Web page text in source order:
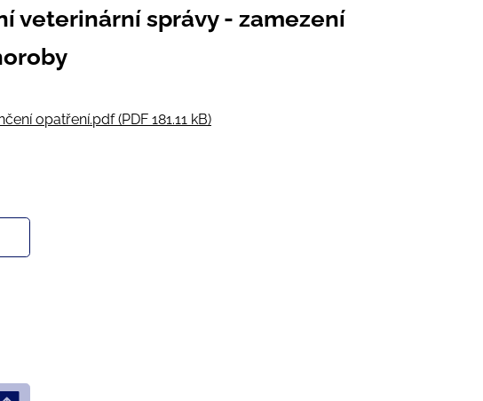
veterinární správy - zamezení
opatření.pdf (PDF 181.11 kB)